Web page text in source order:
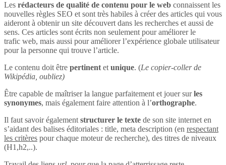
Les rédacteurs de qualité de contenu pour le web connaissent les
nouvelles règles SEO et sont très habiles à créer des articles qui vous
aideront à obtenir un site découvert dans les recherches et aussi de
sens. Ces articles sont écrits non seulement pour améliorer le
trafic web, mais aussi pour améliorer l’expérience globale utilisateur
pour la personne qui trouve l’article.
Le contenu doit être pertinent et unique. (Le copier-coller de
Wikipédia, oubliez)
Être capable de maîtriser la langue parfaitement et jouer surles
synonymes, mais également faire attention à l’orthographe.
Il faut savoir également structurer le texte de son site internet en
s’aidant des balises éditoriales : title, meta description (en respectant
les critères pour chaque moteur de recherche), des titres de niveaux
(H1,h2,..).